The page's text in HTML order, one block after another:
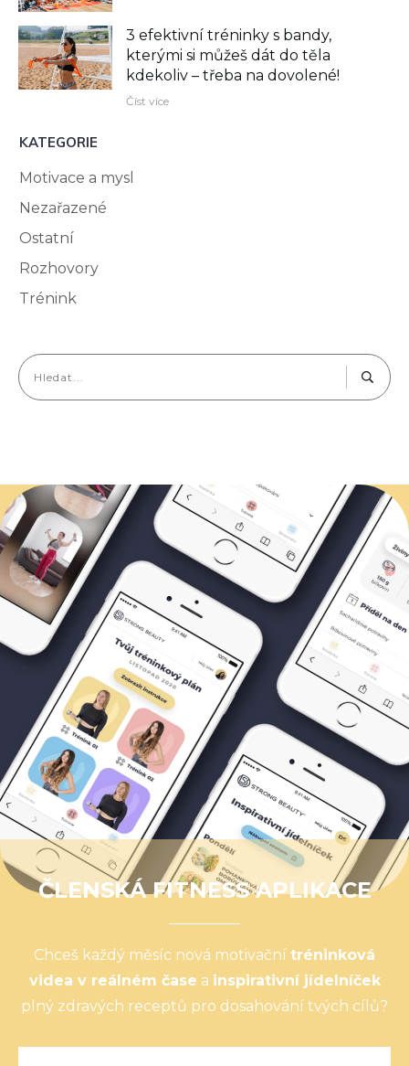
3 efektivní tréninky s bandy,
kterými si můžeš dát do těla
kdekoliv –⁠ třeba na dovolené!
Číst více
KATEGORIE
Motivace a mysl
Nezařazené
Ostatní
Rozhovory
Trénink
ČLENSKÁ FITNESS APLIKACE
Chceš každý měsíc nová motivační tréninková
videa v reálném čase a inspirativní jídelníček
plný zdravých receptů pro dosahování tvých cílů?